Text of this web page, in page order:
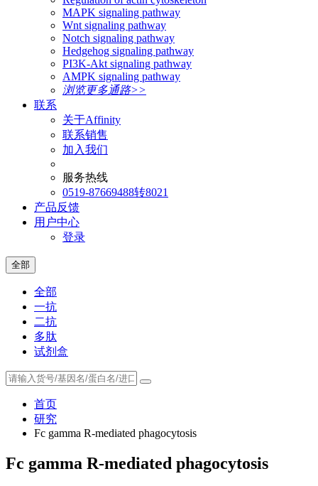
MAPK signaling pathway
Wnt signaling pathway
Notch signaling pathway
Hedgehog signaling pathway
PI3K-Akt signaling pathway
AMPK signaling pathway
浏览更多通路>>
联系
关于Affinity
联系销售
加入我们
服务热线
0519-87669488转8021
产品反馈
用户中心
登录
全部
全部
一抗
二抗
多肽
试剂盒
首页
研究
Fc gamma R-mediated phagocytosis
Fc gamma R-mediated phagocytosis